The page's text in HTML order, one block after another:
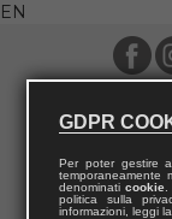
EN
GDPR
Per poter gestire
temporaneamente
denominati cookie.
politica sulla
informazioni, leggi